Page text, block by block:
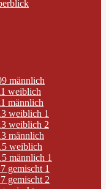
männlich
weiblich
männlich
weiblich 1
weiblich 2
männlich
weiblich
männlich 1
gemischt 1
gemischt 2